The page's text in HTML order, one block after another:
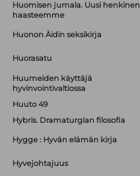
Huomisen jumala. Uusi henkinen
haasteemme
Huonon Äidin seksikirja
Huorasatu
Huumeiden käyttäjä
hyvinvointivaltiossa
Huuto 49
Hybris. Dramaturgian filosofia
Hygge : Hyvän elämän kirja
Hyvejohtajuus